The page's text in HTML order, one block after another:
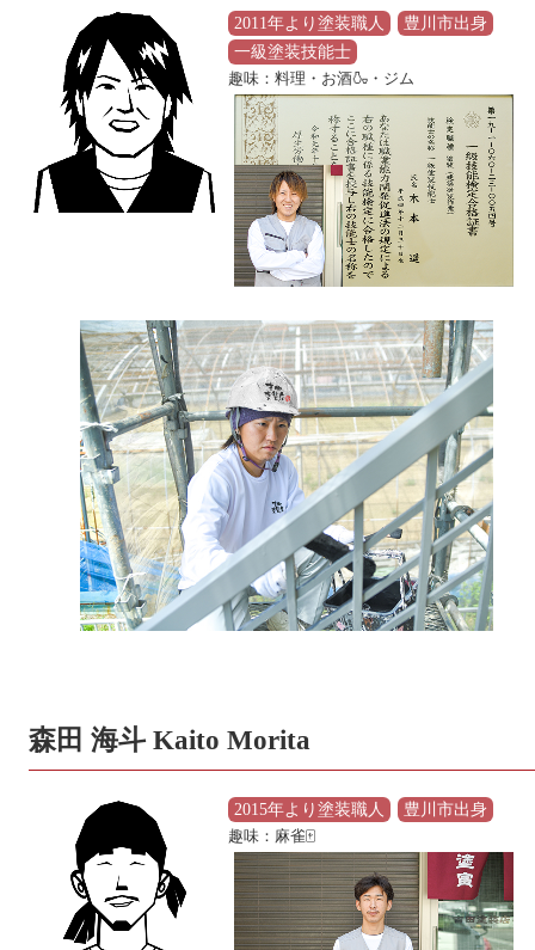
2011年より塗装職人
豊川市出身
一級塗装技能士
趣味：料理・お酒🍶・ジム
森田 海斗 Kaito Morita
2015年より塗装職人
豊川市出身
趣味：麻雀🀄